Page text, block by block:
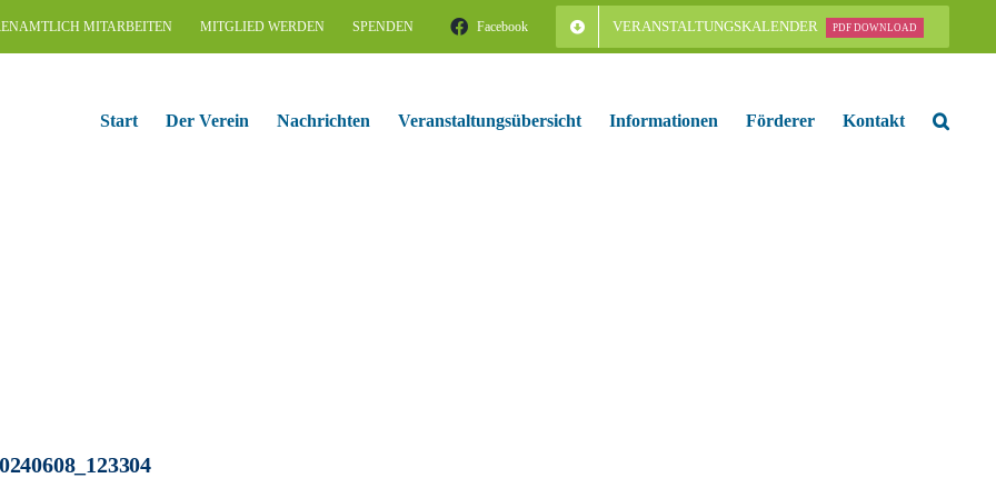
MITARBEITEN MITGLIED WERDEN SPENDEN Facebook VERANSTALTUNGSKALENDER PDF DOWNLOAD
Start Der Verein Nachrichten Veranstaltungsübersicht Informationen Förderer Kontakt